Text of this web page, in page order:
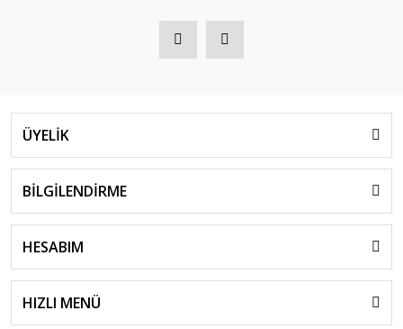
ÜYELİK
BİLGİLENDİRME
HESABIM
HIZLI MENÜ